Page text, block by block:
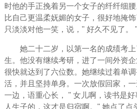
时他的手正挽着另一个女子的纤纤细
比自己更温柔妩媚的女子，很好地掩
只淡淡对他一笑，说，" 好久不见了。 "
她二十二岁，以第一名的成绩考
生。他没有继续考研，进了一间外资企
很快就达到了六位数。她继续过着单
活，并且 坚持单身。一次放假回家，一
一边，语重心长， " 女儿啊，读书是好
人生子的，这才是归宿啊。" 她点了点